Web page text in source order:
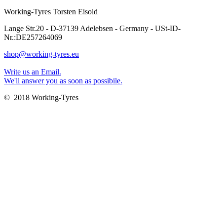
Working-Tyres Torsten Eisold
Lange Str.20 - D-37139 Adelebsen - Germany - USt-ID-
Nr.:DE257264069
shop@working-tyres.eu
Write us an Email.
We'll answer you as soon as possibile.
© 2018 Working-Tyres